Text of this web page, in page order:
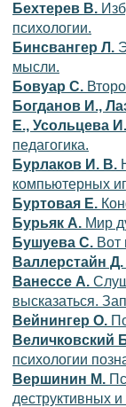
Бехтерев В.
психологии.
Бинсвангер Л.
мысли.
Бовуар С.
Богданов И.,
Е., Усольцева
педагогика.
Бурлаков И. В.
компьютерных
Буртовая Е.
Бурьяк А. Мир
Бушуева С. Вот
Валлерстайн Д.
Ванессе А.
высказаться.
Вейнингер О.
Величковский
психологии
Вершинин М.
деструктивных